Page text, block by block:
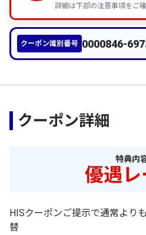
詳細は下部の注意事項をご
クーポン識別番号 0000846-
クーポン詳細
特典内
優遇レ
HISクーポンご提示で通常より
替